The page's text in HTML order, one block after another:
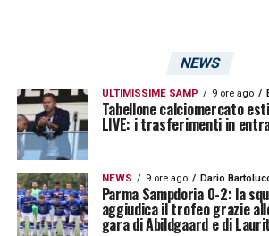
NEWS
ULTIMISSIME SAMP 9 ore ago
Tabellone calciomercato
LIVE: i trasferimenti in
NEWS 9 ore ago Dario
Parma Sampdoria 0-2: la
aggiudica il trofeo grazie
gara di Abildgaard e di